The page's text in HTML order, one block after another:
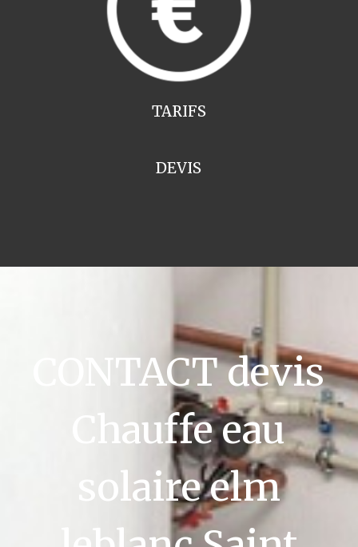
TARIFS
DEVIS
CONTACT devis
Chauffe eau
solaire elm